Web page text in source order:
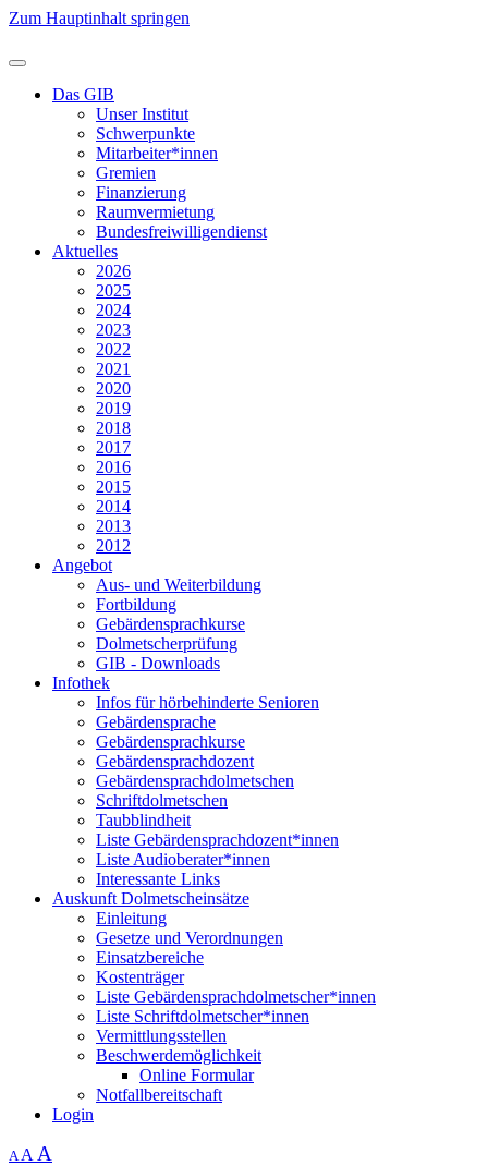
Zum Hauptinhalt springen
Das GIB
Unser Institut
Schwerpunkte
Mitarbeiter*innen
Gremien
Finanzierung
Raumvermietung
Bundesfreiwilligendienst
Aktuelles
2026
2025
2024
2023
2022
2021
2020
2019
2018
2017
2016
2015
2014
2013
2012
Angebot
Aus- und Weiterbildung
Fortbildung
Gebärdensprachkurse
Dolmetscherprüfung
GIB - Downloads
Infothek
Infos für hörbehinderte Senioren
Gebärdensprache
Gebärdensprachkurse
Gebärdensprachdozent
Gebärdensprachdolmetschen
Schriftdolmetschen
Taubblindheit
Liste Gebärdensprachdozent*innen
Liste Audioberater*innen
Interessante Links
Auskunft Dolmetscheinsätze
Einleitung
Gesetze und Verordnungen
Einsatzbereiche
Kostenträger
Liste Gebärdensprachdolmetscher*innen
Liste Schriftdolmetscher*innen
Vermittlungsstellen
Beschwerdemöglichkeit
Online Formular
Notfallbereitschaft
Login
AA A